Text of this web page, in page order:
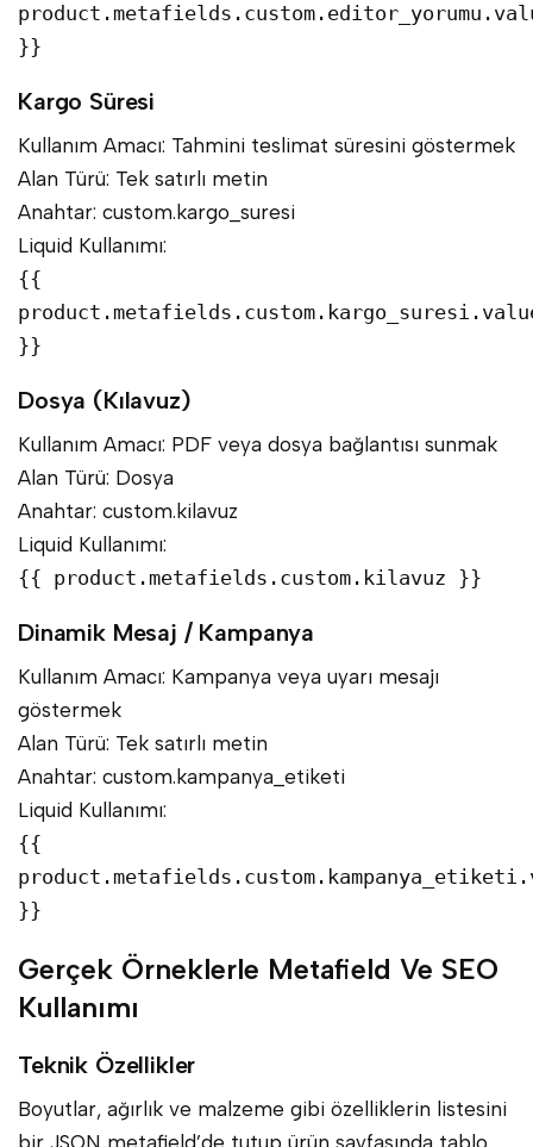
}}
Kargo Süresi
Kullanım Amacı: Tahmini teslimat süresini göstermek
Alan Türü: Tek satırlı metin
Anahtar: custom.kargo_suresi
Liquid Kullanımı:
{{
}}
Dosya (Kılavuz)
Kullanım Amacı: PDF veya dosya bağlantısı sunmak
Alan Türü: Dosya
Anahtar: custom.kilavuz
Liquid Kullanımı:
{{ product.metafields.custom.kilavuz }}
Dinamik Mesaj / Kampanya
Kullanım Amacı: Kampanya veya uyarı mesajı
göstermek
Alan Türü: Tek satırlı metin
Anahtar: custom.kampanya_etiketi
Liquid Kullanımı:
{{
}}
Gerçek Örneklerle Metafield Ve SEO
Kullanımı
Teknik Özellikler
Boyutlar, ağırlık ve malzeme gibi özelliklerin listesini
bir JSON metafield’de tutup ürün sayfasında tablo